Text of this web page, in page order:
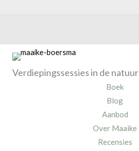
Verdiepingssessies in de natuur
Boek
Blog
Aanbod
Over Maaike
Recensies